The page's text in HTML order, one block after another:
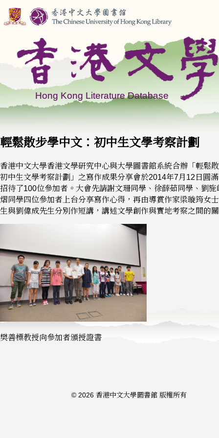
輕鬆散步學中文：初中生文學考察計劃
香港中文大學香港文學研究中心與大學圖書館系統合辦「輕鬆
初中生文學考察計劃」之寫作成果分享會於2014年7月12日圓
招待了100位參加者。大會先請謝文珊同學、徐薛茹同學、劉施
熠同學四位參加者上台分享寫作心得，再由導賞作家梁璇筠女
生與劉偉成先生分別作短講，講述文學創作與實地考察之間的
樊善標教授向參加者頒授證書
© 2026 香港中文大學圖書館 版權所有